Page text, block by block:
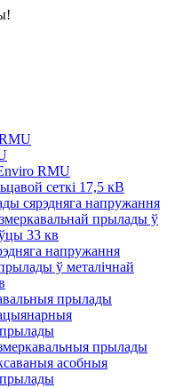
RMU
сеткі 17,5 кВ
сярэдняга напружання
прылады ў
33 кв
напружання
ў металічнай
прылады
прылады
асобныя